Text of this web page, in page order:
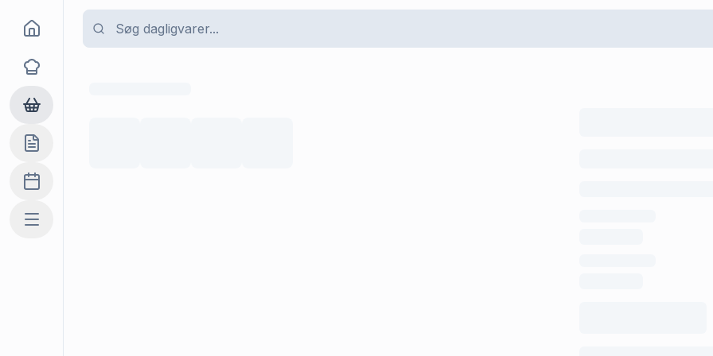
Goma
Opskrifter
Dagligvarer
Indkøbslisten
Madplan
Mere